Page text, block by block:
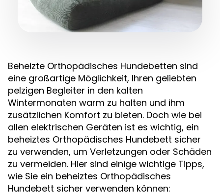
Beheizte Orthopädisches Hundebetten sind
eine großartige Möglichkeit, Ihren geliebten
pelzigen Begleiter in den kalten
Wintermonaten warm zu halten und ihm
zusätzlichen Komfort zu bieten. Doch wie bei
allen elektrischen Geräten ist es wichtig, ein
beheiztes Orthopädisches Hundebett sicher
zu verwenden, um Verletzungen oder Schäden
zu vermeiden. Hier sind einige wichtige Tipps,
wie Sie ein beheiztes Orthopädisches
Hundebett sicher verwenden können: